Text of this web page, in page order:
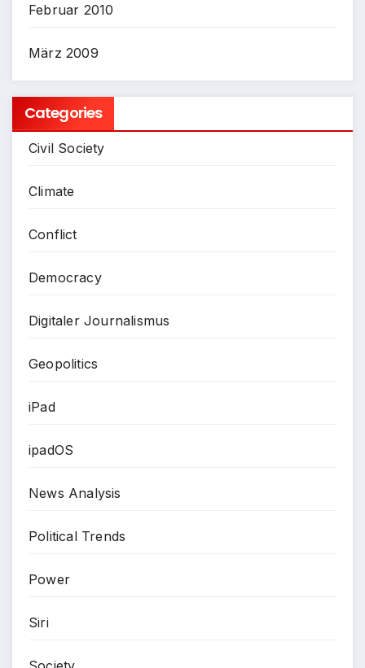
Februar 2010
März 2009
Categories
Civil Society
Climate
Conflict
Democracy
Digitaler Journalismus
Geopolitics
iPad
ipadOS
News Analysis
Political Trends
Power
Siri